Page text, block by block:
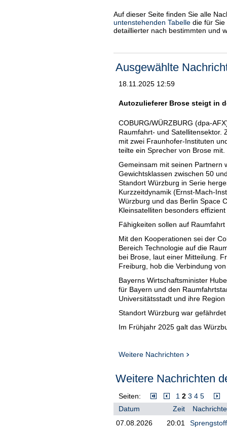
Auf dieser Seite finden Sie alle
untenstehenden Tabelle die für
detaillierter nach bestimmten und
Ausgewählte
18.11.2025 12:59
Autozulieferer Brose steigt in
COBURG/WÜRZBURG (dpa-
Raumfahrt- und Satellitensektor.
mit zwei Fraunhofer-Instituten
teilte ein Sprecher von Brose
Gemeinsam mit seinen Partnern
Gewichtsklassen zwischen 50
Standort Würzburg in Serie
Kurzzeitdynamik (Ernst-Mach-
Würzburg und das Berlin Space
Kleinsatelliten besonders
Fähigkeiten sollen auf
Mit den Kooperationen sei der
Bereich Technologie auf die
bei Brose, laut einer Mitteilung.
Freiburg, hob die Verbindung
Bayerns Wirtschaftsminister
für Bayern und den
Universitätsstadt und ihre
Standort Würzburg war gefährdet
Im Frühjahr 2025 galt das
Restrukturierung. Die Umsätze
"Die jetzt vereinbarten
die Raumfahrttechnologie
weiter ausgebaut./phd/DP/mis
Weitere Nachrichten
Weitere Nachrichten
Seiten: 1 2 3 4 5
Datum
Zeit
07.08.2026
20:01